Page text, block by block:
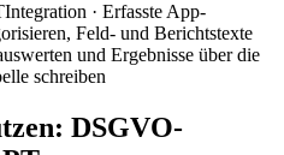
Integration · Erfasste App-
Feld- und Berichtstexte
und Ergebnisse über die
schreiben
DSGVO-